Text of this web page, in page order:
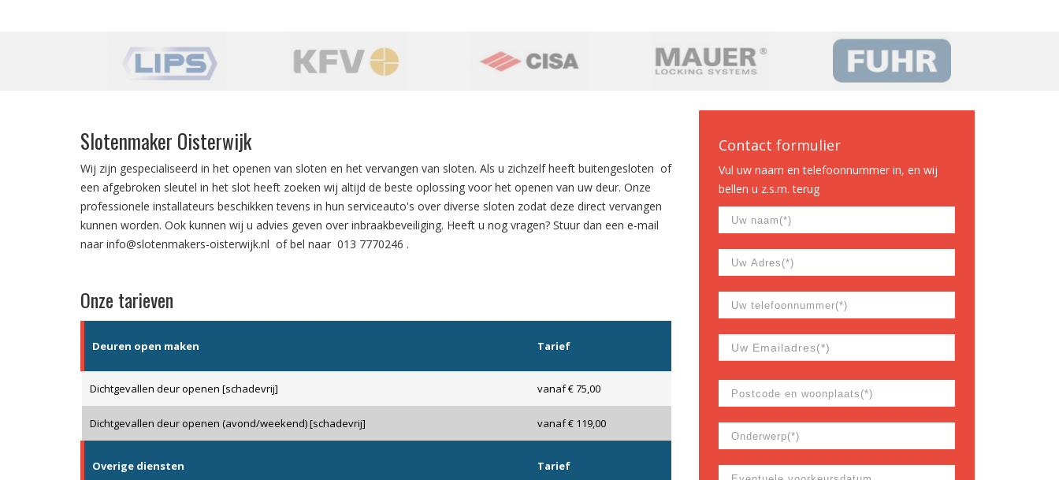
Slotenmaker Oisterwijk
Wij zijn gespecialiseerd in het openen van sloten en het vervangen van sloten. Als u zichzelf heeft buitengesloten of
een afgebroken sleutel in het slot heeft zoeken wij altijd de beste oplossing voor het openen van uw deur. Onze
professionele installateurs beschikken tevens in hun serviceauto's over diverse sloten zodat deze direct vervangen
kunnen worden. Ook kunnen wij u advies geven over inbraakbeveiliging. Heeft u nog vragen? Stuur dan een e-mail
naar info@slotenmakers-oisterwijk.nl of bel naar 013 7770246 .
Onze tarieven
Deuren open maken Tarief
Dichtgevallen deur openen [schadevrij] vanaf € 75,00
Dichtgevallen deur openen (avond/weekend) [schadevrij] vanaf € 119,00
Overige diensten Tarief
Contact formulier
Vul uw naam en telefoonnummer in, en wij
bellen u z.s.m. terug